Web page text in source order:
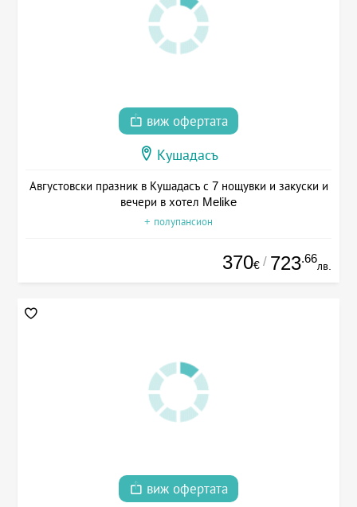
виж офертата
Кушадасъ
Августовски празник в Кушадасъ с 7 нощувки и закуски и
вечери в хотел Melike
+ полупансион
370€ / 723.66
лв.
виж офертата